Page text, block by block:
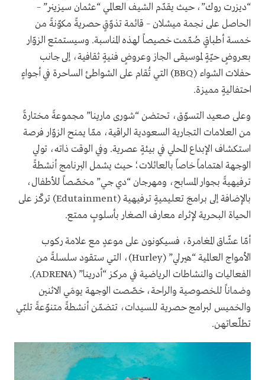
“ديزرت روك”، حيث يقدّم الشيف العالمي “عثمان سيزينر” –
الحاصل على نجمة ميشلان – قائمة تذوّقٍ حصريةً مكوّنةً من
خمسة أطباقٍ صُمّمت خصيصاً لهذه المناسبة. وسيستمتع الزوّار
بعروضٍ حيّةٍ لموسيقى الجاز وعروضٍ فنيةٍ ثقافية، إلى جانب
حفلات الشواء (BBQ) التي تُقام على الشواطئ الساحرة في أجواءٍ
احتفاليةٍ مميزة.
وعلى صعيد التسوّق، تحتضن “شورى مارينا” مجموعةً مختارةً
من العلامات التجارية السعودية الراقية، ممّا يمنح الزوّار فرصة
استكشاف الإبداع المحلي في بيئةٍ عصرية. وفي الوقت ذاته، تولي
الوجهة اهتماماً خاصاً بالعائلات؛ حيث يشمل البرنامج أنشطةً
ترفيهيةً بجوار المسابح، ومهرجان “دي جي” مخصّصاً للأطفال،
بالإضافة إلى برامجَ تعليميةٍ ترفيهية (Edutainment) تركّز على
الحياة البحرية لإثراء معارف الصغار بأسلوبٍ ممتع.
أمّا عشّاق المغامرة، فسيكونون على موعدٍ مع علامة ركوب
الأمواج العالمية “هيرلي” (Hurley)، التي ستقود سلسلةً من
الفعاليات والنشاطات الرياضية في مركز “أدرينا” (ADRENA).
وضماناً للخصوصية والراحة، خصّصت الوجهة يومَي الاثنين
والخميس لبرامج حصرية للسيدات، تتضمّن أنشطةً متنوّعةً تلبّي
تطلّعاتهن.